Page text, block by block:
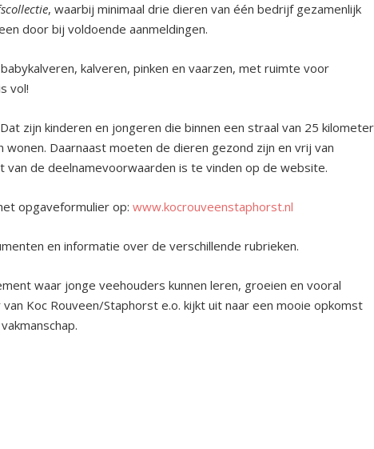
, waarbij minimaal drie dieren van één bedrijf gezamenlijk
door bij voldoende aanmeldingen.
kalveren, pinken en vaarzen, met ruimte voor
vol!
zijn kinderen en jongeren die binnen een straal van 25 kilometer
Daarnaast moeten de dieren gezond zijn en vrij van
de deelnamevoorwaarden is te vinden op de website.
opgaveformulier op:www.kocrouveenstaphorst.nl
en informatie over de verschillende rubrieken.
waar jonge veehouders kunnen leren, groeien en vooral
Koc Rouveen/Staphorst e.o. kijkt uit naar een mooie opkomst